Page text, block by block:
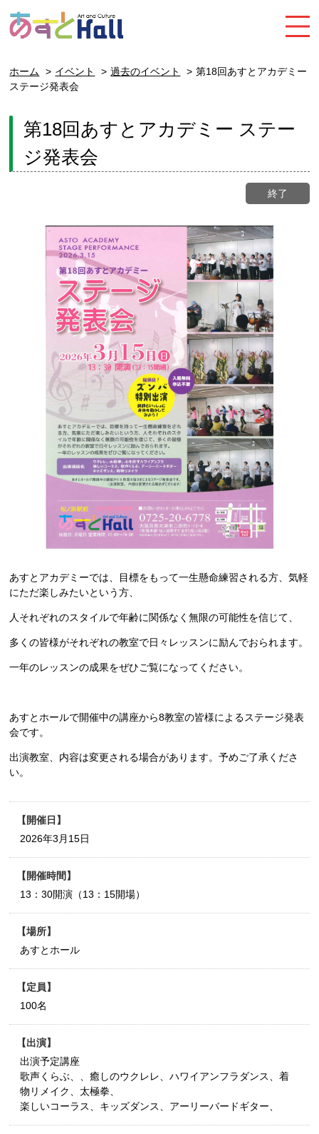
ホーム イベント 過去のイベント
第18回あすとアカデミー
ステージ発表会
第18回あすとアカデミー ステー
ジ発表会
終了
あすとアカデミーでは、目標をもって一生懸命練習される方、気軽
にただ楽しみたいという方、
人それぞれのスタイルで年齢に関係なく無限の可能性を信じて、
多くの皆様がそれぞれの教室で日々レッスンに励んでおられます。
一年のレッスンの成果をぜひご覧になってください。
あすとホールで開催中の講座から8教室の皆様によるステージ発表
会です。
出演教室、内容は変更される場合があります。予めご了承くださ
い。
開催日
2026年3月15日
開催時間
13：30開演（13：15開場）
場所
あすとホール
定員
100名
出演
出演予定講座
歌声くらぶ、、癒しのウクレレ、ハワイアンフラダンス、着
物リメイク、太極拳、
楽しいコーラス、キッズダンス、アーリーバードギター、